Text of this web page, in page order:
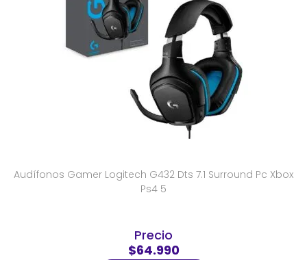
Audífonos Gamer Logitech G432 Dts 7.1 Surround Pc Xbox
Ps4 5
Precio
$64.990